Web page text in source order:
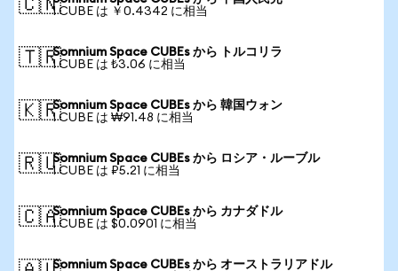
🇨🇳1 CUBE は ￥0.4342 に相当
🇹🇷Somnium Space CUBEs から トルコリラ
1 CUBE は ₺3.06 に相当
🇰🇷Somnium Space CUBEs から 韓国ウォン
1 CUBE は ₩91.48 に相当
🇷🇺Somnium Space CUBEs から ロシア・ルーブル
1 CUBE は ₽5.21 に相当
🇨🇦Somnium Space CUBEs から カナダドル
1 CUBE は $0.0901 に相当
Somnium Space CUBEs から オーストラリアドル